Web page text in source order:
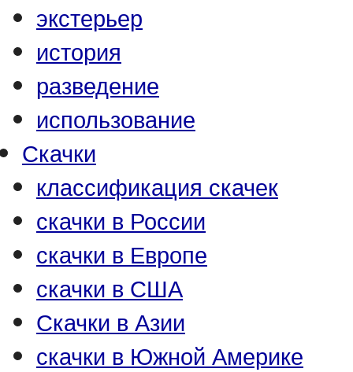
экстерьер
история
разведение
использование
Скачки
классификация скачек
скачки в России
скачки в Европе
скачки в США
Скачки в Азии
скачки в Южной Америке